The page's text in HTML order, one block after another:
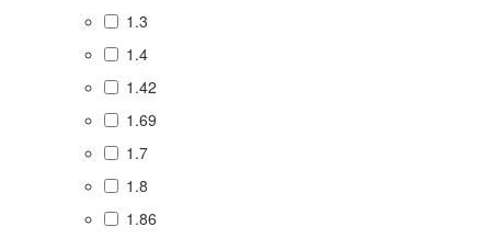
1.3
1.4
1.42
1.69
1.7
1.8
1.86